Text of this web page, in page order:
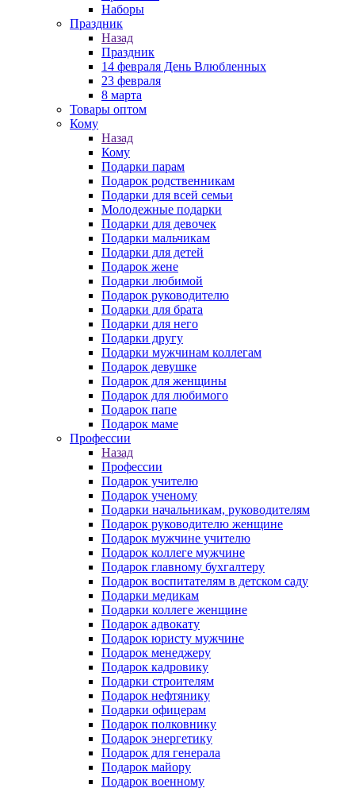
Наборы
Праздник
Назад
Праздник
14 февраля День Влюбленных
23 февраля
8 марта
Товары оптом
Кому
Назад
Кому
Подарки парам
Подарок родственникам
Подарки для всей семьи
Молодежные подарки
Подарки для девочек
Подарки мальчикам
Подарки для детей
Подарок жене
Подарки любимой
Подарок руководителю
Подарки для брата
Подарки для него
Подарки другу
Подарки мужчинам коллегам
Подарок девушке
Подарок для женщины
Подарок для любимого
Подарок папе
Подарок маме
Профессии
Назад
Профессии
Подарок учителю
Подарок ученому
Подарки начальникам, руководителям
Подарок руководителю женщине
Подарок мужчине учителю
Подарок коллеге мужчине
Подарок главному бухгалтеру
Подарок воспитателям в детском саду
Подарки медикам
Подарки коллеге женщине
Подарок адвокату
Подарок юристу мужчине
Подарок менеджеру
Подарок кадровику
Подарки строителям
Подарок нефтянику
Подарки офицерам
Подарок полковнику
Подарок энергетику
Подарок для генерала
Подарок майору
Подарок военному